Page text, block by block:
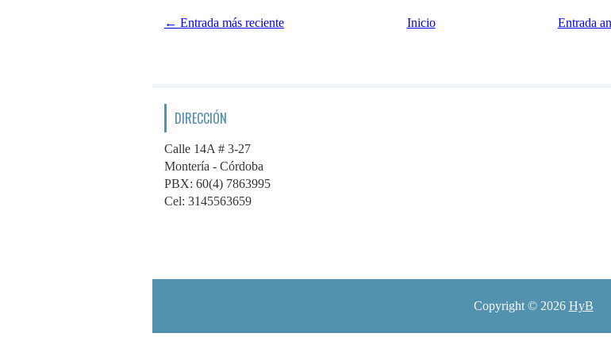
← Entrada más reciente Entrada
Inicio
DIRECCIÓN
Calle 14A # 3-27
Montería - Córdoba
PBX: 60(4) 7863995
Cel: 3145563659
Copyright © 2026 HyB